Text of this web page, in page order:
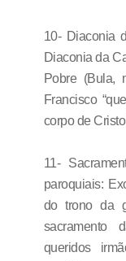
10- Diaconia
Diaconia da
Pobre (Bula,
Francisco
corpo de
11-
paroquiais:
do trono da
sacramento
queridos